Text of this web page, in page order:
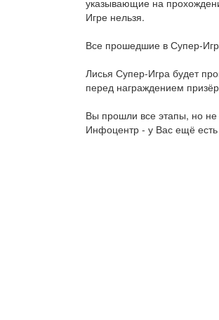
указывающие на
Игре нельзя.
Все прошедшие в Супер-
Лисья Супер-Игра будет
перед награждением
Вы прошли все этапы, но не
Инфоцентр - у Вас ещё есть